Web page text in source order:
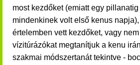
most kezdőket (emiatt egy
mindenkinek volt első kenus
értelemben vett kezdőket, vagy
vízitúrázókat megtanítjuk a kenu
szakmai módszertanát tekintve -